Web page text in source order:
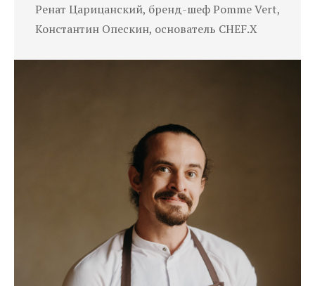
Ренат Царицанский, бренд-шеф Pomme Vert,
Константин Опескин, основатель CHEF.X